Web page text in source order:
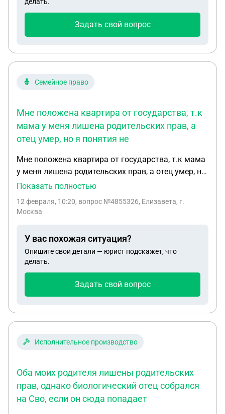
Боюсь, чтобы не остаться без пособия от
Задать свой вопрос
Семейное право
Мне положена квартира от государства, т.к
мама у меня лишена родительских прав, а
отец умер, но я понятия не
Мне положена квартира от государства, т.к мама
у меня лишена родительских прав, а отец умер, но
я понятия не имею, когда мне выдадут квартиру,
хочу ее получить, что мне делать для ускорения
Показать полностью
12 февраля, 10:20, вопрос №4855326, Елизавета, г.
Москва
У вас похожая ситуация?
Опишите свои детали — юрист подскажет, что
делать.
Задать свой вопрос
Исполнительное производство
Оба моих родителя лишены родительских
прав, однако биологический отец собрался
на Сво, если он сюда попадает